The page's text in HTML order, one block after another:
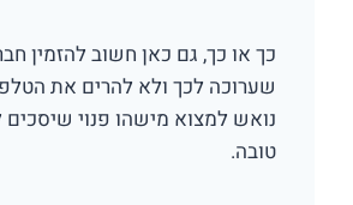
כך או כך, גם כאן חשוב להזמין
שערוכה לכך ולא להרים את
נואש למצוא מישהו פנוי
טובה.